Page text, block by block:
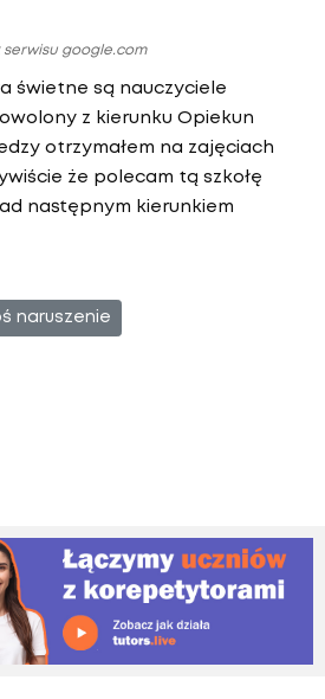
google.com
świetne są nauczyciele
z kierunku Opiekun
otrzymałem na zajęciach
że polecam tą szkołę
następnym kierunkiem
naruszenie